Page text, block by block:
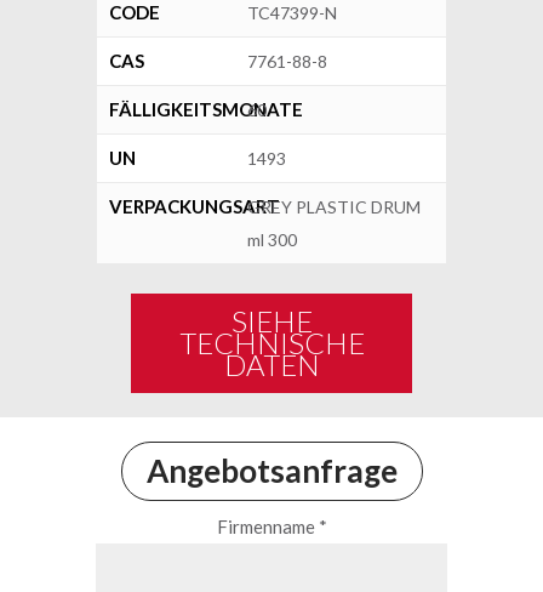
CODE TC47399-N
CAS 7761-88-8
FÄLLIGKEITSMONATE
60
UN 1493
VERPACKUNGSARTGREY PLASTIC DRUM
ml 300
SIEHE
TECHNISCHE
DATEN
Angebotsanfrage
Firmenname *